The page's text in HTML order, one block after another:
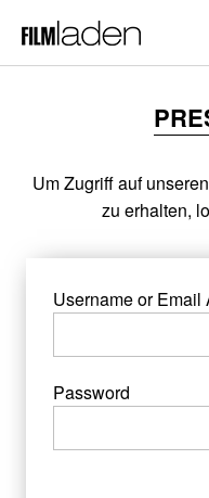
Um Zugriff auf
zu erhalten,
Username or Email
Password